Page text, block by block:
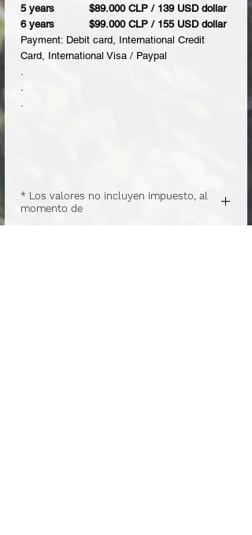
5 years $89.000 CLP / 139 USD dollar
6 years $99.000 CLP / 155 USD dollar
Payment: Debit card, International Credit
Card, International Visa / Paypal
.
.
.
* Los valores no incluyen impuesto, al
momento de